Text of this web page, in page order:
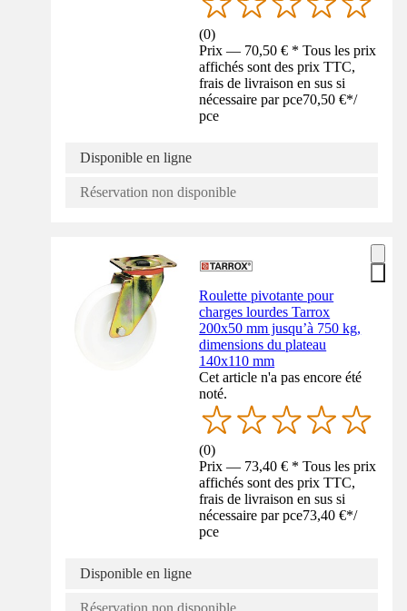
(0)
Prix — 70,50 € * Tous les prix
affichés sont des prix TTC,
frais de livraison en sus si
nécessaire par pce70,50 €*/
pce
Disponible en ligne
Réservation non disponible
Roulette pivotante pour
charges lourdes Tarrox
200x50 mm jusqu’à 750 kg,
dimensions du plateau
140x110 mm
Cet article n'a pas encore été
noté.
(0)
Prix — 73,40 € * Tous les prix
affichés sont des prix TTC,
frais de livraison en sus si
nécessaire par pce73,40 €*/
pce
Disponible en ligne